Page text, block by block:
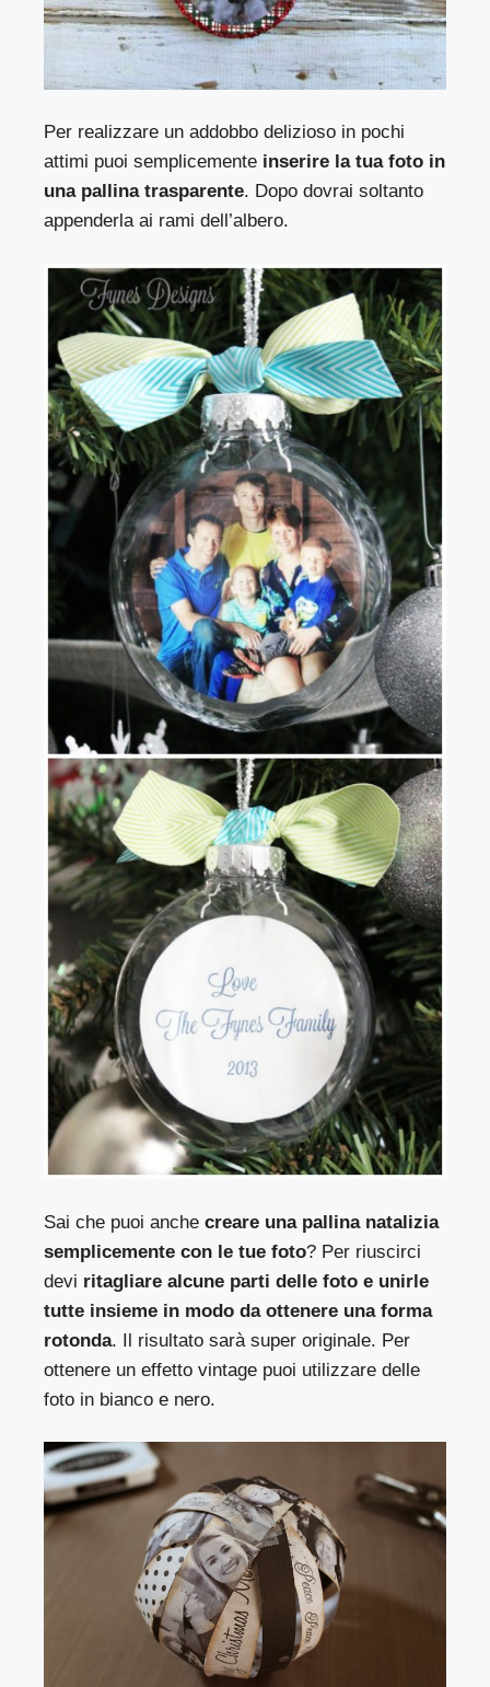
Per realizzare un addobbo delizioso in pochi
attimi puoi semplicemente inserire la tua foto in
una pallina trasparente. Dopo dovrai soltanto
appenderla ai rami dell’albero.
Sai che puoi anche creare una pallina natalizia
semplicemente con le tue foto? Per riuscirci
devi ritagliare alcune parti delle foto e unirle
tutte insieme in modo da ottenere una forma
rotonda. Il risultato sarà super originale. Per
ottenere un effetto vintage puoi utilizzare delle
foto in bianco e nero.